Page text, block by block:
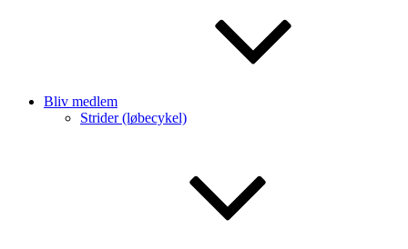
Bliv medlem
Strider (løbecykel)